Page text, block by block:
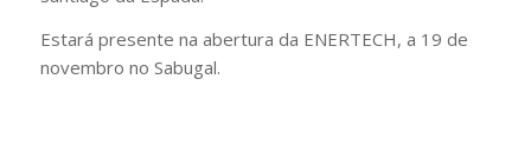
Estará presente na abertura da ENERTECH, a 19 de
novembro no Sabugal.